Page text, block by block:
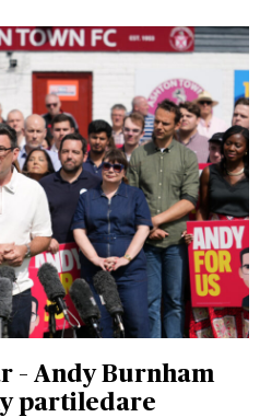
– Andy Burnham
partiledare